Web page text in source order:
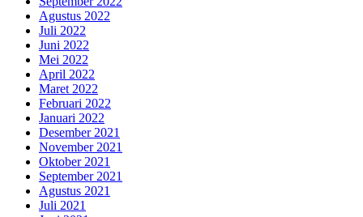
Agustus 2022
Juli 2022
Juni 2022
Mei 2022
April 2022
Maret 2022
Februari 2022
Januari 2022
Desember 2021
November 2021
Oktober 2021
September 2021
Agustus 2021
Juli 2021